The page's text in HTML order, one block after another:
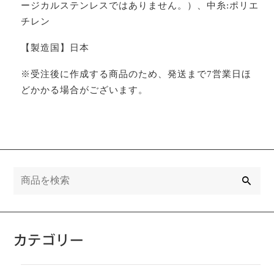
ージカルステンレスではありません。）、中糸:ポリエ
チレン
【製造国】日本
※受注後に作成する商品のため、発送まで7営業日ほ
どかかる場合がございます。
カテゴリー